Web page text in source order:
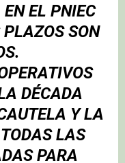
EL PNIEC
SON
DÉCADA
Y LA
LAS
PARA